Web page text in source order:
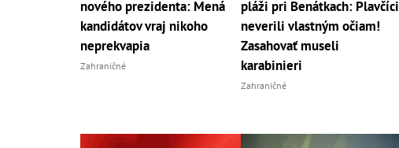
nového prezidenta: Mená
kandidátov vraj nikoho
neprekvapia
Zahraničné
pláži pri Benátkach: Plavčíci
neverili vlastným očiam!
Zasahovať museli
karabinieri
Zahraničné